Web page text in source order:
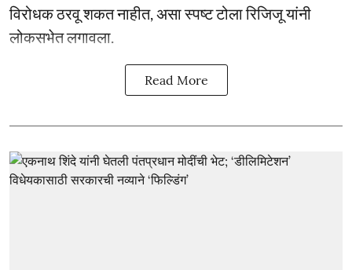
विरोधक ठरवू शकत नाहीत, असा स्पष्ट टोला रिजिजू यांनी
लोकसभेत लगावला.
Read More